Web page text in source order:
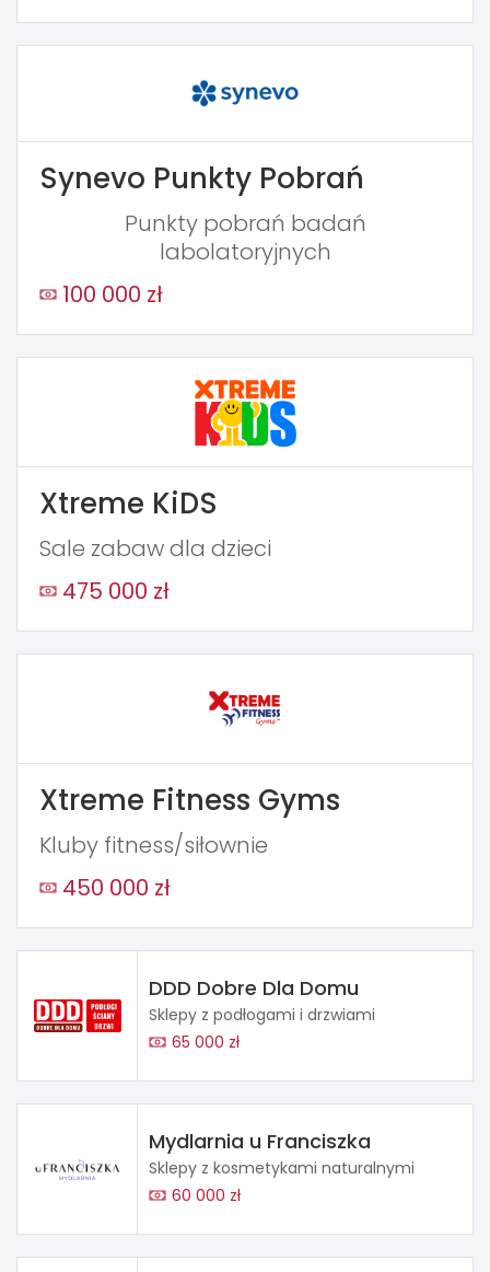
Synevo Punkty Pobrań
Punkty pobrań badań
labolatoryjnych
100 000 zł
Xtreme KiDS
Sale zabaw dla dzieci
475 000 zł
Xtreme Fitness Gyms
Kluby fitness/siłownie
450 000 zł
DDD Dobre Dla Domu
Sklepy z podłogami i drzwiami
65 000 zł
Mydlarnia u Franciszka
Sklepy z kosmetykami naturalnymi
60 000 zł